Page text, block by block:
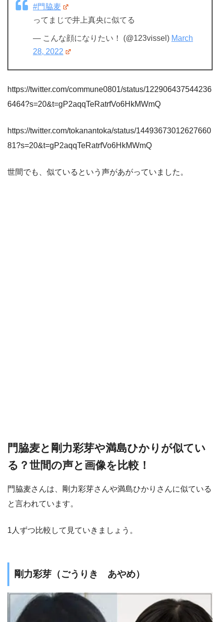
#門脇麦
ってまじで井上真央に似てる
— こんな顔になりたい！ (@123vissel) March
28, 2022
https://twitter.com/commune0801/status/122906437544236
6464?s=20&t=gP2aqqTeRatrfVo6HkMWmQ
https://twitter.com/tokanantoka/status/14493673012627660
81?s=20&t=gP2aqqTeRatrfVo6HkMWmQ
世間でも、似ているという声があがっていました。
門脇麦と剛力彩芽や満島ひかりが似てい
る？世間の声と画像を比較！
門脇麦さんは、剛力彩芽さんや満島ひかりさんに似ている
と言われています。
1人ずつ比較して見ていきましょう。
剛力彩芽（ごうりき あやめ）